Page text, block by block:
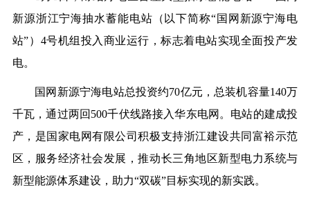
新源浙江宁海抽水蓄能电站（以下简称“国网新源宁海电
站”）4号机组投入商业运行，标志着电站实现全面投产发
电。
国网新源宁海电站总投资约70亿元 ， 总装机容量140万
千瓦，通过两回 500千伏线路接入华东电网 。 电站的建成投
产，是国家电网有限公司积极支持浙江建设共同富裕示范
区， 服务经济社会发展，推动长三角地区新型电力系统与
新型能源体系建设，助力“双碳”目标实现的新实践。